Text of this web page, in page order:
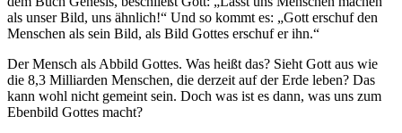
als unser Bild, uns ähnlich!“ Und so kommt es: „Gott erschuf den
Menschen als sein Bild, als Bild Gottes erschuf er ihn.“
Der Mensch als Abbild Gottes. Was heißt das? Sieht Gott aus wie
die 8,3 Milliarden Menschen, die derzeit auf der Erde leben? Das
kann wohl nicht gemeint sein. Doch was ist es dann, was uns zum
Ebenbild Gottes macht?